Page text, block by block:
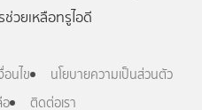
ช่วยเหลือทรูไอดี
อนไข
นโยบายความเป็นส่วนตัว
อ
ติดต่อเรา